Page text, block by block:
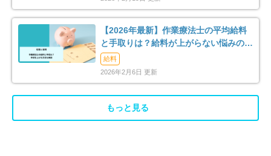
【2026年最新】作業療法士の平均給料
と手取りは？給料が上がらない悩みの解
消法まで解説
給料
2026年2月6日 更新
もっと見る